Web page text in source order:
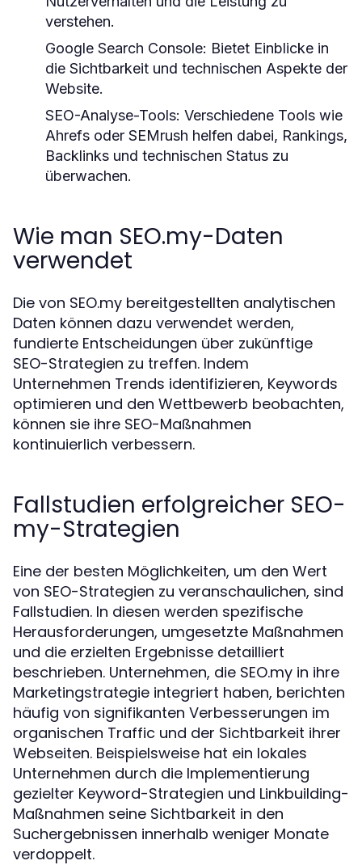
verstehen.
Google Search Console: Bietet Einblicke in
die Sichtbarkeit und technischen Aspekte der
Website.
SEO-Analyse-Tools: Verschiedene Tools wie
Ahrefs oder SEMrush helfen dabei, Rankings,
Backlinks und technischen Status zu
überwachen.
Wie man SEO.my-Daten
verwendet
Die von SEO.my bereitgestellten analytischen
Daten können dazu verwendet werden,
fundierte Entscheidungen über zukünftige
SEO-Strategien zu treffen. Indem
Unternehmen Trends identifizieren, Keywords
optimieren und den Wettbewerb beobachten,
können sie ihre SEO-Maßnahmen
kontinuierlich verbessern.
Fallstudien erfolgreicher SEO-
my-Strategien
Eine der besten Möglichkeiten, um den Wert
von SEO-Strategien zu veranschaulichen, sind
Fallstudien. In diesen werden spezifische
Herausforderungen, umgesetzte Maßnahmen
und die erzielten Ergebnisse detailliert
beschrieben. Unternehmen, die SEO.my in ihre
Marketingstrategie integriert haben, berichten
häufig von signifikanten Verbesserungen im
organischen Traffic und der Sichtbarkeit ihrer
Webseiten. Beispielsweise hat ein lokales
Unternehmen durch die Implementierung
gezielter Keyword-Strategien und Linkbuilding-
Maßnahmen seine Sichtbarkeit in den
Suchergebnissen innerhalb weniger Monate
verdoppelt.